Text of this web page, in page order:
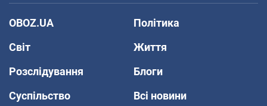
OBOZ.UA
Політика
Світ
Життя
Розслідування
Блоги
Суспільство
Всі новини